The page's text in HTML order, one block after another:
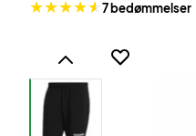
7 bedømmelser